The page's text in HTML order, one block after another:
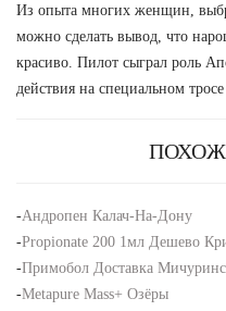
Из опыта многих женщин,
можно сделать вывод, что
красиво. Пилот сыграл роль
действия на специальном
-Андропен Калач-На-Дону
-Propionate 200 1мл Дешево
-Примобол Доставка
-Metapure Mass+ Озёры